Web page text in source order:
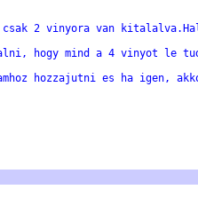
2 vinyora van
hogy mind a 4 vinyot le
hozzajutni es ha igen,